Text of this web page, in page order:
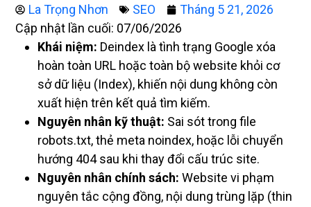
La Trọng Nhơn SEO
Tháng 5 21, 2026
Cập nhật lần cuối: 07/06/2026
Khái niệm: Deindex là tình trạng Google xóa
hoàn toàn URL hoặc toàn bộ website khỏi cơ
sở dữ liệu (Index), khiến nội dung không còn
xuất hiện trên kết quả tìm kiếm.
Nguyên nhân kỹ thuật: Sai sót trong file
robots.txt, thẻ meta noindex, hoặc lỗi chuyển
hướng 404 sau khi thay đổi cấu trúc site.
Nguyên nhân chính sách: Website vi phạm
nguyên tắc cộng đồng, nội dung trùng lặp (thin